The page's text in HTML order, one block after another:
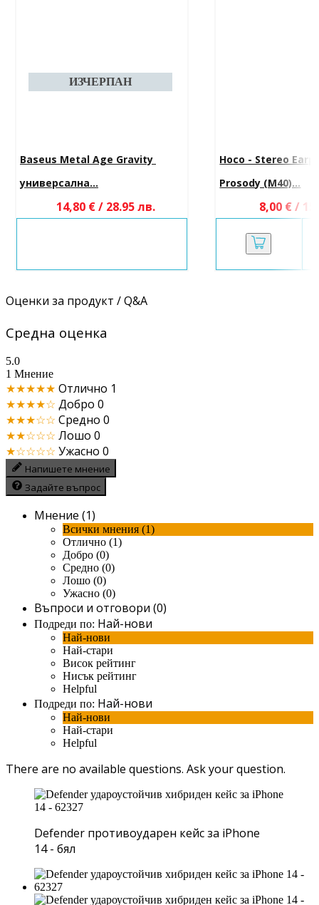
Baseus Metal Age Gravity
универсална...
14,80 € / 28.95 лв.
Hoco - Stereo
Prosody (M40)...
8,00 € /
Оценки за продукт / Q&A
Средна оценка
5.0
1 Мнение
★★★★★ Отлично 1
★★★★☆ Добро 0
★★★☆☆ Средно 0
★★☆☆☆ Лошо 0
★☆☆☆☆ Ужасно 0
Напишете мнение
Задайте въпрос
Мнение (1)
Всички мнения (1)
Отлично (1)
Добро (0)
Средно (0)
Лошо (0)
Ужасно (0)
Въпроси и отговори (0)
Подреди по: Най-нови
Най-нови
Най-стари
Висок рейтинг
Нисък рейтинг
Helpful
Подреди по: Най-нови
Най-нови
Най-стари
Helpful
There are no available questions. Ask your question.
Defender противоударен кейс за iPhone
14 - бял